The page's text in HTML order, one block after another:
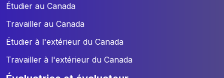
Étudier au Canada
Travailler au Canada
Étudier à l'extérieur du Canada
Travailler à l'extérieur du Canada